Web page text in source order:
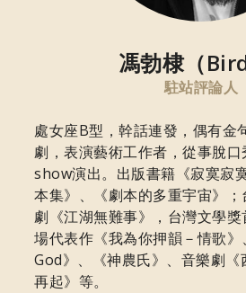
馮勃棣（
駐站評論人
處女座B型，幹話連發，偶有金
劇，表演藝術工作者，從事脫
show演出。出版書籍《寂寞寂
本集》、《劇本的多重宇宙》
劇《江湖無難事》，台灣文學
場代表作《我為你押韻－情歌
God》、《神農氏》、音樂劇《
再起》等。